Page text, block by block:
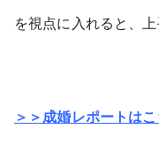
を視点に入れると、
＞＞成婚レポートは